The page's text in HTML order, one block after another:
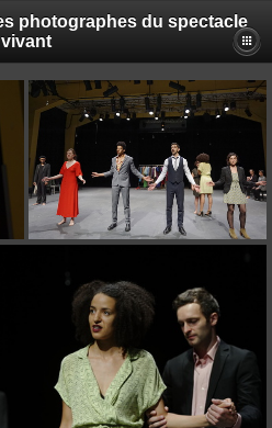
photographes du spectacle
vivant